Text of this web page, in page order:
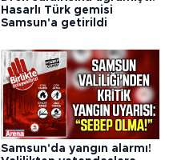
Hasarlı Türk gemisi
Samsun'a getirildi
Samsun'da yangın alarmı!